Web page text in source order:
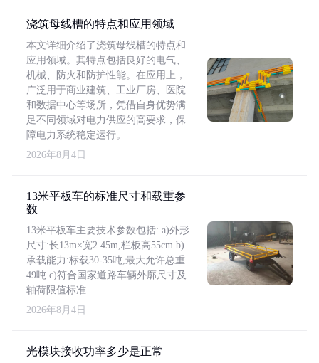
浇筑母线槽的特点和应用领域
本文详细介绍了浇筑母线槽的特点和
应用领域。其特点包括良好的电气、
机械、防火和防护性能。在应用上，
广泛用于商业建筑、工业厂房、医院
和数据中心等场所，凭借自身优势满
足不同领域对电力供应的高要求，保
障电力系统稳定运行。
2026年8月4日
13米平板车的标准尺寸和载重参
数
13米平板车主要技术参数包括: a)外形
尺寸:长13m×宽2.45m,栏板高55cm b)
承载能力:标载30-35吨,最大允许总重
49吨 c)符合国家道路车辆外廓尺寸及
轴荷限值标准
2026年8月4日
光模块接收功率多少是正常